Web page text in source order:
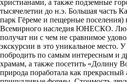
христианами, а также подземные
тысячелетии до н.э. Большая часть
парк Гёреме и пещерные поселения)
Всемирного наследия ЮНЕСКО.
получат ни с чем не сравнимое
экскурсии в это уникальное место.
побродить по самым интересным и
храмам, а также посетить «Долину
природа поработала как прекрасный